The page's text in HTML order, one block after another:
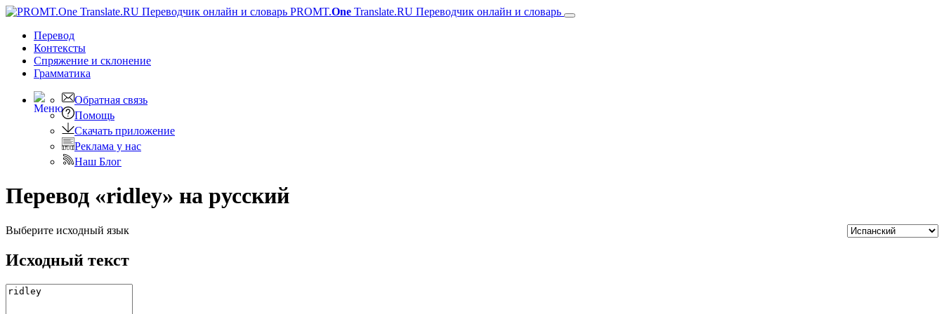
PROMT.One Translate.RU Переводчик онлайн и словарь
Перевод
Контексты
Спряжение и склонение
Грамматика
Обратная связь
Помощь
Скачать приложение
Реклама у нас
Наш Блог
Перевод «ridley» на русский
Выберите исходный язык
Исходный текст